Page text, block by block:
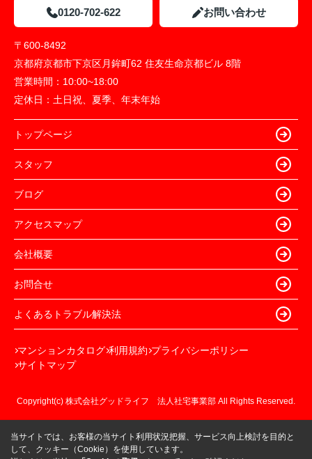
0120-702-622 お問い合わせ
〒600-8492
京都府京都市下京区月鉾町62 住友生命京都ビル 8階
営業時間： 10:00~18:00
定休日： 土日祝、夏季、年末年始
トップページ
スタッフ
ブログ
アクセスマップ
会社概要
お問合せ
よくあるトラブル解決法
マンションカタログ 利用規約 プライバシーポリシー
サイトマップ
Copyright(c) 株式会社グッドライフ 法人社宅事業部 All Rights Reserved.
当サイトでは、お客様の当サイト利用状況把握、サービス向上検討を目的と
して、クッキー（Cookie）を使用しています。